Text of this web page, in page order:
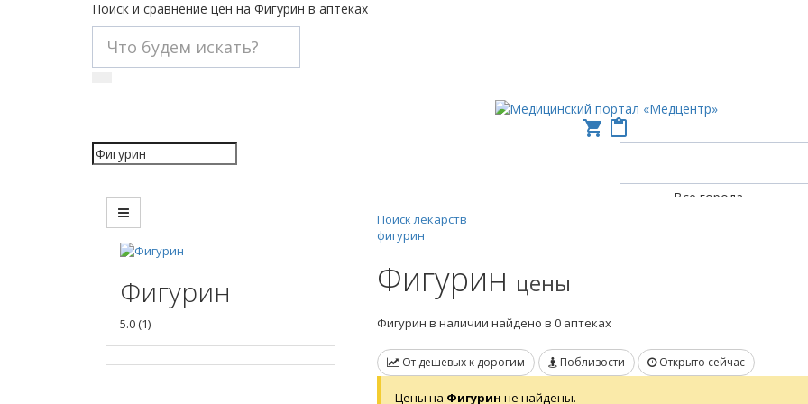
Поиск и сравнение цен на Фигурин в аптеках
shopping_cart content_paste
Все города
Фигурин
5.0(1)
Поиск лекарств
фигурин
Фигурин цены
Фигурин в наличии найдено в 0 аптеках
От дешевых к дорогим Поблизости Открыто сейчас
Цены на Фигурин не найдены.